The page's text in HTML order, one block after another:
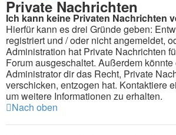
Private Nachrichten
Ich kann keine Privaten Nachrichten
Hierfür kann es drei Gründe geben:
registriert und / oder nicht angemeldet,
Administration hat Private Nachrichten
Forum ausgeschaltet. Außerdem
Administrator dir das Recht, Private
verschicken, entzogen hat. Kontaktiere
um weitere Informationen zu erhalten.
Nach oben